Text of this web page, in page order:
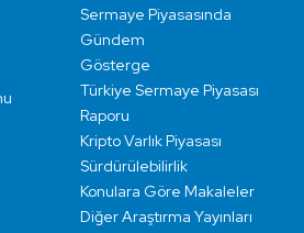
Sermaye Piyasasında
Gündem
Gösterge
Türkiye Sermaye Piyasası
Raporu
Kripto Varlık Piyasası
Sürdürülebilirlik
Konulara Göre Makaleler
Diğer Araştırma Yayınları